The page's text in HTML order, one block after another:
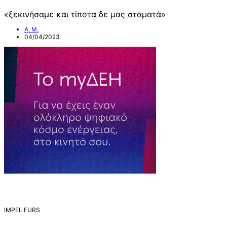
«ξεκινήσαμε και τίποτα δε μας σταματά»
Α. Μ.
04/04/2023
IMPEL FURS